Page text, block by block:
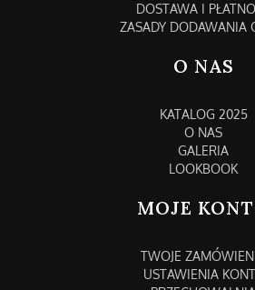
DOSTAWA I
ZASADY DODAWANIA
O NAS
KATALOG 2025
O NAS
GALERIA
LOOKBOOK
MOJE
TWOJE
USTAWIENIA